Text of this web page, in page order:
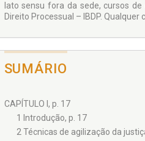
lato sensu fora da sede, cursos
Direito Processual – lBDP.
SUMÁRIO
CAPÍTULO I, p. 17
1 Introdução, p. 17
2 Técnicas de agilização da